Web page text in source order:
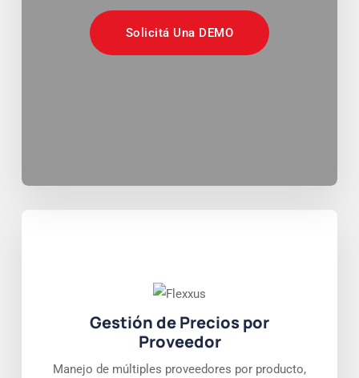
Solicitá Una DEMO
Gestión de Precios por
Proveedor
Manejo de múltiples proveedores por producto,